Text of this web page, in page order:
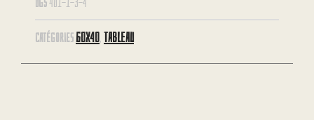
UGS401-1-3-4
CATÉGORIES60X40, TABLEAU